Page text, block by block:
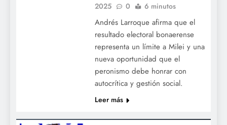
2025
0 6 minutos
Andrés Larroque afirma que el
resultado electoral bonaerense
representa un límite a Milei y una
nueva oportunidad que el
peronismo debe honrar con
autocrítica y gestión social.
Leer más